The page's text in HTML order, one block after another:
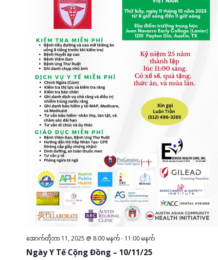
Ngày Y Tế Cộng Đồng – 10/11/25
အောက်တိုဘာ 11, 2025 @ 8:00 မနက်- 11:00 မနက်